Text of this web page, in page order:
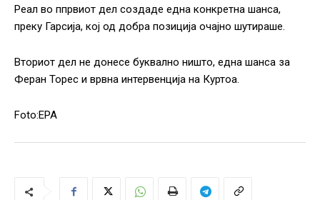
Реал во ппрвиот дел создаде една конкретна шанса,
преку Гарсија, кој од добра позиција очајно шутираше.
Вториот дел не донесе буквално ништо, една шанса за
Феран Торес и врвна интервенција на Куртоа.
Foto:EPA